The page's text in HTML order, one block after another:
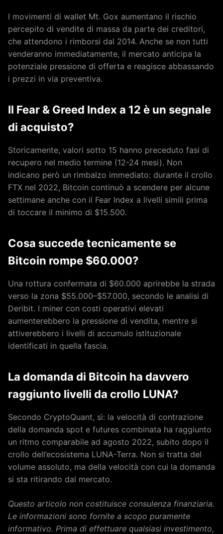
I movimenti di wallet Mt. Gox aumentano il rischio
percepito di vendite di massa da parte dei creditori,
che attendono i rimborsi dal 2014. Anche se non tutti
venderanno immediatamente, il mercato anticipa la
potenziale pressione di offerta e reagisce abbassando
i prezzi in via preventiva.
Il Fear & Greed Index a 12 è un segnale
di acquisto?
Storicamente, valori sotto 15 hanno preceduto fasi di
recupero nel medio termine (12-24 mesi). Non
indicano però un rimbalzo immediato: durante il crollo
FTX nel 2022, Bitcoin continuò a scendere per alcune
settimane anche con il Fear Index a livelli simili prima
di toccare il minimo di $15.500.
Cosa succede tecnicamente se
Bitcoin rompe $60.000?
Una rottura confermata di $60.000 aprirebbe la strada
verso la zona $55.000–$57.000, secondo le analisi di
Deribit. I miner con costi operativi elevati
aumenterebbero la pressione di vendita, mentre si
attiverebbero i livelli di accumulo istituzionale
identificati in quella fascia.
La domanda di Bitcoin ha davvero
raggiunto livelli da crollo LUNA?
Secondo CryptoQuant, sì: la velocità di contrazione
della domanda spot e futures combinata ha raggiunto
un ritmo comparabile ad agosto 2022, subito dopo il
crollo dell’ecosistema LUNA-Terra. Non si tratta del
volume assoluto, ma della velocità con cui la domanda
si sta ritirando dal mercato.
Questo articolo non costituisce consulenza finanziaria.
Le informazioni sono fornite a scopo puramente
informativo. Prima di effettuare qualsiasi investimento,